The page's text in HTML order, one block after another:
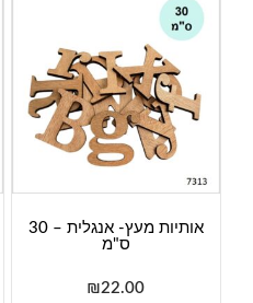
אותיות מעץ- אנגלית – 30
ס"מ
₪22.00